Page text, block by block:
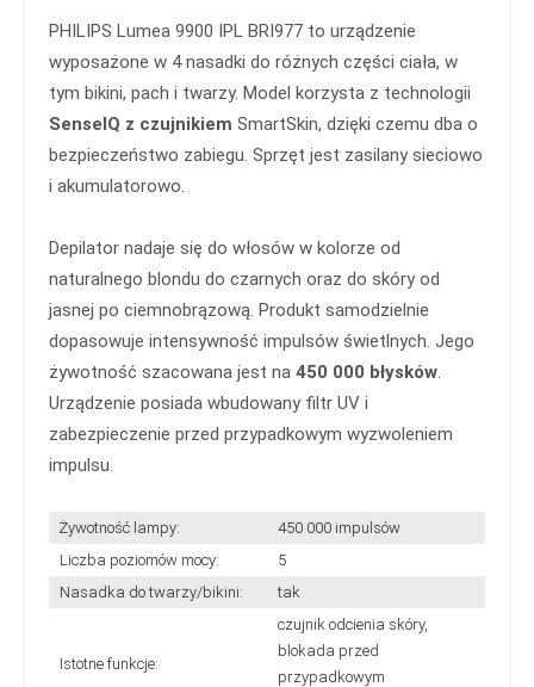
PHILIPS Lumea 9900 IPL BRI977 to urządzenie
wyposażone w 4 nasadki do różnych części ciała, w
tym bikini, pach i twarzy. Model korzysta z technologii
SenseIQ z czujnikiem SmartSkin, dzięki czemu dba o
bezpieczeństwo zabiegu. Sprzęt jest zasilany sieciowo
i akumulatorowo.
Depilator nadaje się do włosów w kolorze od
naturalnego blondu do czarnych oraz do skóry od
jasnej po ciemnobrązową. Produkt samodzielnie
dopasowuje intensywność impulsów świetlnych. Jego
żywotność szacowana jest na 450 000 błysków.
Urządzenie posiada wbudowany filtr UV i
zabezpieczenie przed przypadkowym wyzwoleniem
impulsu.
Żywotność lampy:
450 000 impulsów
Liczba poziomów mocy:
5
Nasadka do twarzy/bikini:
tak
Istotne funkcje:
czujnik odcienia skóry,
blokada przed
przypadkowym